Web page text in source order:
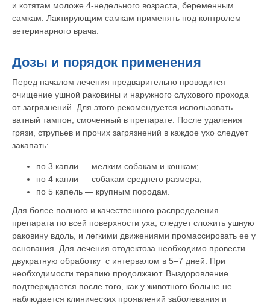
и котятам моложе 4-недельного возраста, беременным
самкам. Лактирующим самкам применять под контролем
ветеринарного врача.
Дозы и порядок применения
Перед началом лечения предварительно проводится
очищение ушной раковины и наружного слухового прохода
от загрязнений. Для этого рекомендуется использовать
ватный тампон, смоченный в препарате. После удаления
грязи, струпьев и прочих загрязнений в каждое ухо следует
закапать:
по 3 капли — мелким собакам и кошкам;
по 4 капли — собакам среднего размера;
по 5 капель — крупным породам.
Для более полного и качественного распределения
препарата по всей поверхности уха, следует сложить ушную
раковину вдоль, и легкими движениями промассировать ее у
основания. Для лечения отодектоза необходимо провести
двукратную обработку с интервалом в 5–7 дней. При
необходимости терапию продолжают. Выздоровление
подтверждается после того, как у животного больше не
наблюдается клинических проявлений заболевания и